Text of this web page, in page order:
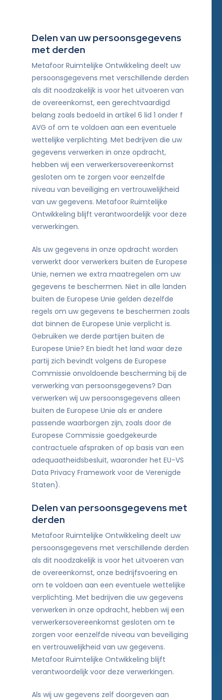
Delen van uw persoonsgegevens
met derden
Metafoor Ruimtelijke Ontwikkeling deelt uw
persoonsgegevens met verschillende derden
als dit noodzakelijk is voor het uitvoeren van
de overeenkomst, een gerechtvaardigd
belang zoals bedoeld in artikel 6 lid 1 onder f
AVG of om te voldoen aan een eventuele
wettelijke verplichting. Met bedrijven die uw
gegevens verwerken in onze opdracht,
hebben wij een verwerkersovereenkomst
gesloten om te zorgen voor eenzelfde
niveau van beveiliging en vertrouwelijkheid
van uw gegevens. Metafoor Ruimtelijke
Ontwikkeling blijft verantwoordelijk voor deze
verwerkingen.
Als uw gegevens in onze opdracht worden
verwerkt door verwerkers buiten de Europese
Unie, nemen we extra maatregelen om uw
gegevens te beschermen. Niet in alle landen
buiten de Europese Unie gelden dezelfde
regels om uw gegevens te beschermen zoals
dat binnen de Europese Unie verplicht is.
Gebruiken we derde partijen buiten de
Europese Unie? En biedt het land waar deze
partij zich bevindt volgens de Europese
Commissie onvoldoende bescherming bij de
verwerking van persoonsgegevens? Dan
verwerken wij uw persoonsgegevens alleen
buiten de Europese Unie als er andere
passende waarborgen zijn, zoals door de
Europese Commissie goedgekeurde
contractuele afspraken of op basis van een
adequaatheidsbesluit, waaronder het EU-VS
Data Privacy Framework voor de Verenigde
Staten).
Delen van persoonsgegevens met
derden
Metafoor Ruimtelijke Ontwikkeling deelt uw
persoonsgegevens met verschillende derden
als dit noodzakelijk is voor het uitvoeren van
de overeenkomst, onze bedrijfsvoering en
om te voldoen aan een eventuele wettelijke
verplichting. Met bedrijven die uw gegevens
verwerken in onze opdracht, hebben wij een
verwerkersovereenkomst gesloten om te
zorgen voor eenzelfde niveau van beveiliging
en vertrouwelijkheid van uw gegevens.
Metafoor Ruimtelijke Ontwikkeling blijft
verantwoordelijk voor deze verwerkingen.
Als wij uw gegevens zelf doorgeven aan